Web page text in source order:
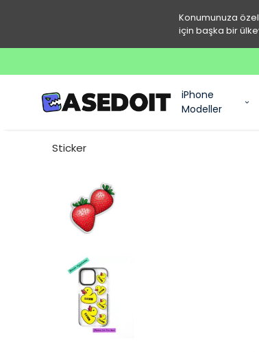
Konumunuza
için başka bir
iPhone
Modeller
Sticker